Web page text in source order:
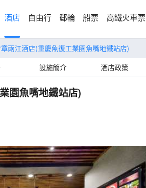
酒店 自由行 郵輪 船票 高鐵火車票
兩江酒店(重慶魚復工業園魚嘴地鐵站店)
設施簡介 酒店政策
園魚嘴地鐵站店)